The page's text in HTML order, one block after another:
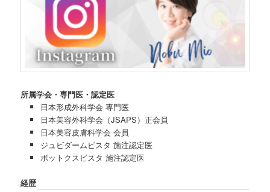
所属学会・専門医・認定医
日本形成外科学会 専門医
日本美容外科学会（JSAPS）正会員
日本美容皮膚科学会 会員
ジュビダームビスタ 施注認定医
ボットクスビスタ 施注認定医
経歴